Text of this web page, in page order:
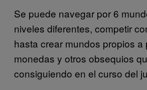
Se puede navegar por 6
niveles diferentes, competir
hasta crear mundos propios a
monedas y otros obsequios
consiguiendo en el curso del